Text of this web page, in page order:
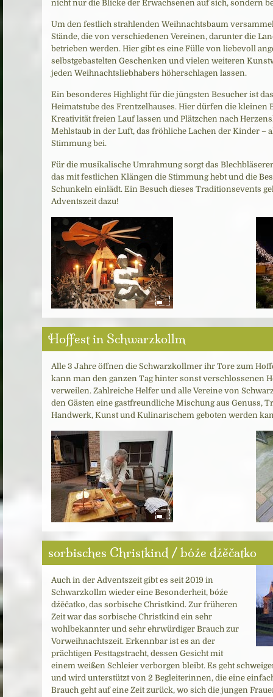
nicht nur die Blicke der Erwachsenen auf sich, sondern
Um den festlich strahlenden Weihnachtsbaum
Stände, die von verschiedenen Vereinen, darunter die
betrieben werden. Hier gibt es eine Fülle von liebevoll
selbstgebastelten Geschenken und vielen weiteren
jeden Weihnachtsliebhabers höherschlagen lassen.
Ein besonderes Highlight für die jüngsten Besucher ist
Heimatstube des Frentzelhauses. Hier dürfen die kleinen
Kreativität freien Lauf lassen und Plätzchen nach
Mehlstaub in der Luft, das fröhliche Lachen der Kinder –
Stimmung bei.
Für die musikalische Umrahmung sorgt das
das mit festlichen Klängen die Stimmung hebt und die
Schunkeln einlädt. Ein Besuch dieses Traditionsevents
Adventszeit dazu!
Hoffest in Schwarzkollm
Alle 3 Jahre öffnen die Schwarzkollmer ihr Tore zum
kann man den ganzen Tag hinter sonst verschlossenen
verweilen. Zahlreiche Helfer und alle Vereine von
den Gästen eine gastfreundliche Mischung aus Genuss,
Handwerk, Kunst und Kulinarischem geboten werden
sorbisches Christkind / bóźe dźěčatko
Auch in der Adventszeit gibt es seit 2019 in
Schwarzkollm wieder eine Besonderheit, bóźe
dźěčatko, das sorbische Christkind. Zur früheren
Zeit war das sorbische Christkind ein sehr
wohlbekannter und sehr ehrwürdiger Brauch zur
Vorweihnachtszeit. Erkennbar ist es an der
prächtigen Festtagstracht, dessen Gesicht mit
einem weißen Schleier verborgen bleibt. Es geht
und wird unterstützt von 2 Begleiterinnen, die eine
Brauch geht auf eine Zeit zurück, wo sich die jungen